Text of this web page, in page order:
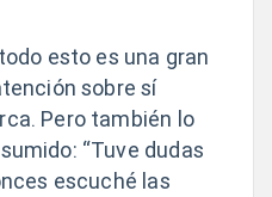
esto es una gran
sobre sí
Pero también lo
“Tuve dudas
escuché las